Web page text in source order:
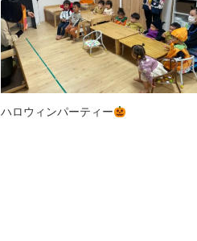
ハロウィンパーティー